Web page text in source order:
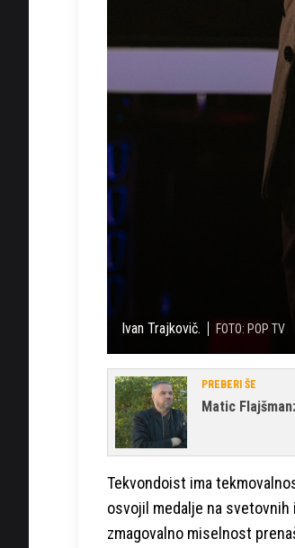
Ivan Trajkovič. FOTO: POP TV
PREBERI ŠE
Matic
Tekvondoist ima
osvojil medalje na
zmagovalno miselnost